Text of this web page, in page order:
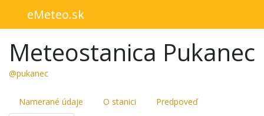
eMeteo.sk
Meteostanica Pukanec
@pukanec
Namerané údaje O stanici Predpoveď